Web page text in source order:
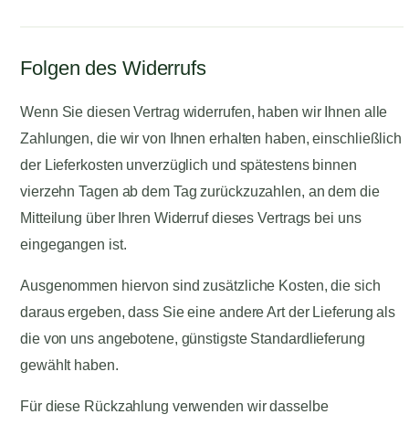
Folgen des Widerrufs
Wenn Sie diesen Vertrag widerrufen, haben wir Ihnen alle
Zahlungen, die wir von Ihnen erhalten haben, einschließlich
der Lieferkosten unverzüglich und spätestens binnen
vierzehn Tagen ab dem Tag zurückzuzahlen, an dem die
Mitteilung über Ihren Widerruf dieses Vertrags bei uns
eingegangen ist.
Ausgenommen hiervon sind zusätzliche Kosten, die sich
daraus ergeben, dass Sie eine andere Art der Lieferung als
die von uns angebotene, günstigste Standardlieferung
gewählt haben.
Für diese Rückzahlung verwenden wir dasselbe